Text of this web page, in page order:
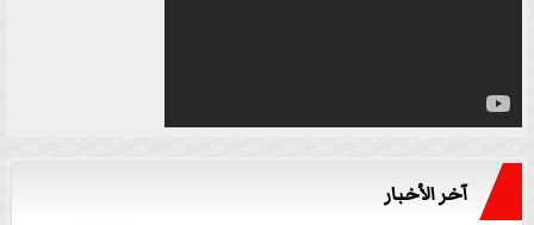
آخر الأخبار